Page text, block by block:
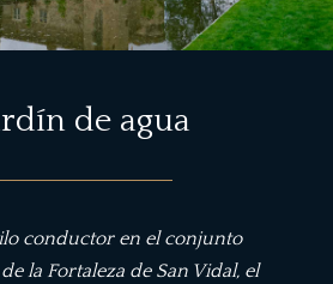
de agua
conductor en el conjunto
la Fortaleza de San Vidal, el